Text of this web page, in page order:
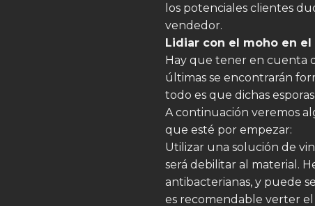
los potenciales clientes
vendedor.
Lidiar con el moho en el
Hay que tener en cuenta
últimas se encontrarán
todo es que dichas
A continuación veremos
que esté por empezar:
Utilizar una solución de
será debilitar al material.
antibacterianas, y puede
es recomendable verter